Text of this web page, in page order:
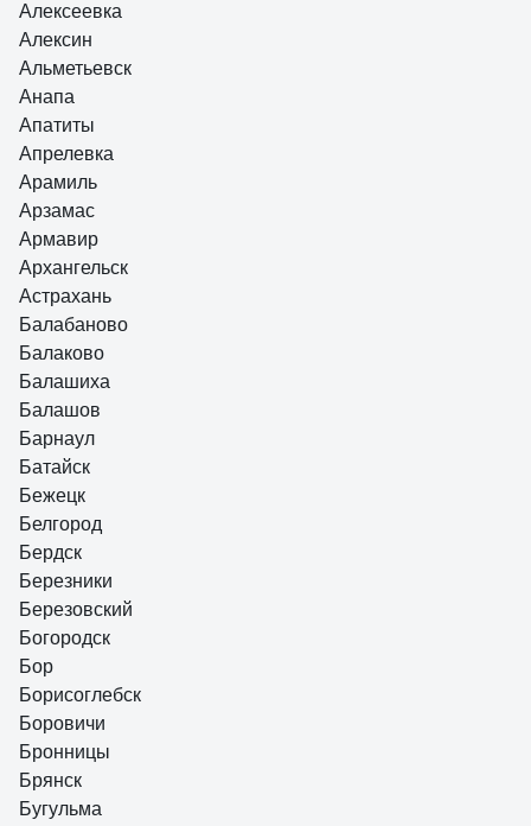
Алексеевка
Алексин
Альметьевск
Анапа
Апатиты
Апрелевка
Арамиль
Арзамас
Армавир
Архангельск
Астрахань
Балабаново
Балаково
Балашиха
Балашов
Барнаул
Батайск
Бежецк
Белгород
Бердск
Березники
Березовский
Богородск
Бор
Борисоглебск
Боровичи
Бронницы
Брянск
Бугульма